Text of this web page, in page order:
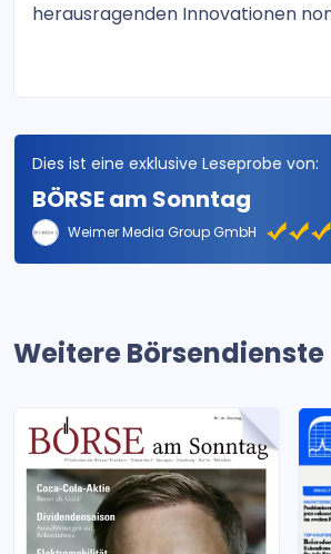
herausragenden Innovationen
Dies ist eine exklusive Leseprobe von:
BÖRSE am Sonntag
Weimer Media Group GmbH
Weitere Börsendienste